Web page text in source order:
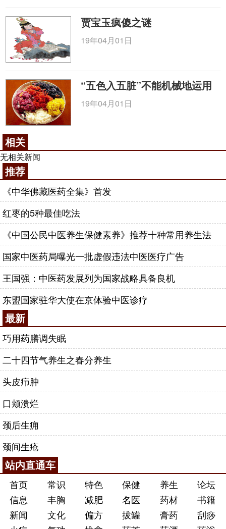
贾宝玉疯傻之谜
19年04月01日
“五色入五脏”不能机械地运用
19年04月01日
相关
无相关新闻
推荐
《中华佛藏医药全集》首发
红枣的5种最佳吃法
《中国公民中医养生保健素养》推荐十种常用养生法
国家中医药局曝光一批虚假违法中医医疗广告
王国强：中医药发展列为国家战略具备良机
东盟国家驻华大使在京体验中医诊疗
最新
巧用药膳调失眠
二十四节气养生之春分养生
头皮疖肿
口颊溃烂
颈后生痈
颈间生疮
站内直通车
首页 常识 特色 保健 养生
论坛
信息
丰胸 减肥 名医 药材
书籍
新闻
文化 偏方 拔罐 膏药
刮痧